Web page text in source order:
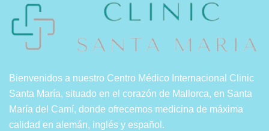
Bienvenidos a nuestro Centro Médico Internacional Clinic
Santa María, situado en el corazón de Mallorca, en Santa
María del Camí, donde ofrecemos medicina de máxima
calidad en alemán, inglés y español.